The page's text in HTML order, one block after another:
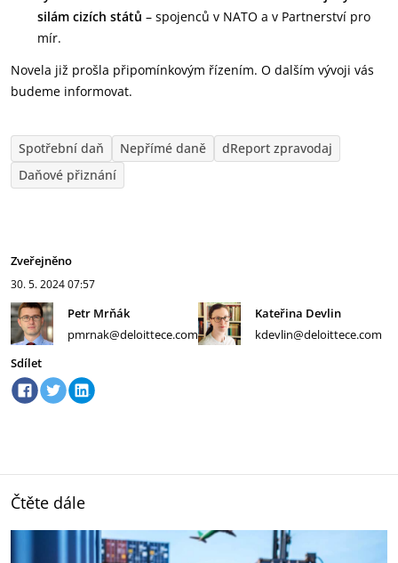
silám cizích států – spojenců v NATO a v Partnerství pro
mír.
Novela již prošla připomínkovým řízením. O dalším vývoji vás
budeme informovat.
Spotřební daň Nepřímé daně
dReport zpravodaj
Daňové přiznání
Zveřejněno
30. 5. 202407:57
Petr Mrňák
pmrnak@deloittece.com
Kateřina Devlin
kdevlin@deloittece.com
Sdílet
Čtěte dále